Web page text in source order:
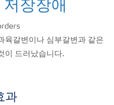
장장애
육갈변이나 심부갈변과 같은
이 드러났습니다.
과